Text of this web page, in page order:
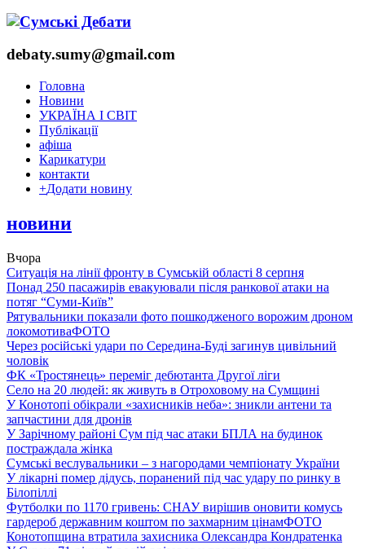
debaty.sumy@gmail.com
Головна
Новини
УКРАЇНА І СВІТ
Публікації
афіша
Карикатури
контакти
+Додати новину
новини
Вчора
Ситуація на лінії фронту в Сумській області 8 серпня
Понад 250 пасажирів евакуювали після ранкової атаки на
потяг “Суми-Київ”
Рятувальники показали фото пошкодженого ворожим дроном
локомотиваФОТО
Через російські удари по Середина-Буді загинув цивільний
чоловік
ФК «Тростянець» переміг дебютанта Другої ліги
Село на 20 людей: як живуть в Отроховому на Сумщині
У Конотопі обікрали «захисників неба»: зникли антени та
запчастини для дронів
У Зарічному районі Сум під час атаки БПЛА на будинок
постраждала жінка
Сумські веслувальники – з нагородами чемпіонату України
У лікарні помер дідусь, поранений під час удару по ринку в
Білопіллі
Футболки по 1170 гривень: СНАУ вирішив оновити комусь
гардероб державним коштом по захмарним цінамФОТО
Конотопщина втратила захисника Олександра Кондратенка